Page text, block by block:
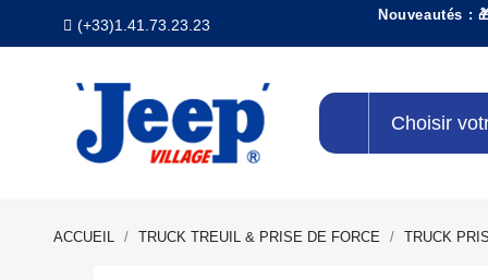
(+33)1.41.73.23.23
Nouveautés :
Choisir
ACCUEIL TRUCK TREUIL & PRISE DE FORCE TRUCK